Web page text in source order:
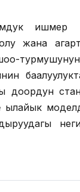
ишмер
ролу жана
турмушунун
доордун
ылайык